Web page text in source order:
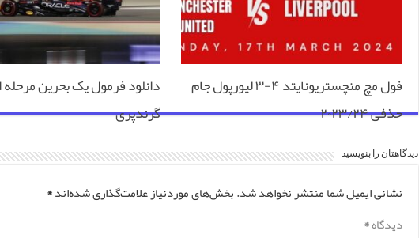
فول مچ منچستریونایتد ۴-۳ لیورپول جام
حذفی ۲۰۲۳/۲۴
دانلود فرمول یک بحرین
گرندپری
دیدگاهتان را بنویسید
نشانی ایمیل شما منتشر نخواهد شد.بخش‌های موردنیاز علامت‌گذاری شده‌اند*
دیدگاه*